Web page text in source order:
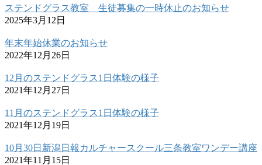
ステンドグラス教室 生徒募集の一時休止のお知らせ
2025年3月12日
年末年始休業のお知らせ
2022年12月26日
12月のステンドグラス1日体験の様子
2021年12月27日
11月のステンドグラス1日体験の様子
2021年12月19日
10月30日新潟日報カルチャースクール三条教室ワンデー講座
2021年11月15日